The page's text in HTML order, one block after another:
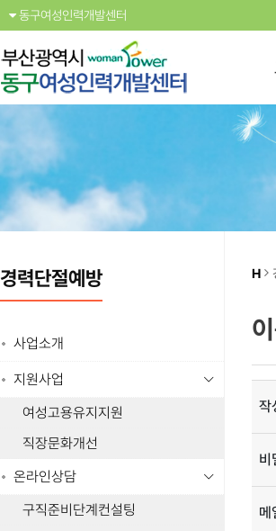
동구여성인력개발센터
경력단절예방
사업소개
지원사업
여성고용유지지원
직장문화개선
온라인상담
구직준비단계컨설팅
H
작
비
메